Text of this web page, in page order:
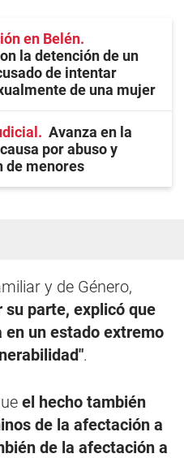
en Belén
la detención de un
de intentar
de una mujer
Avanza en la
por abuso y
de menores
y de Género,
parte, explicó que
un estado extremo
.
el hecho también
de la afectación a
de la afectación a